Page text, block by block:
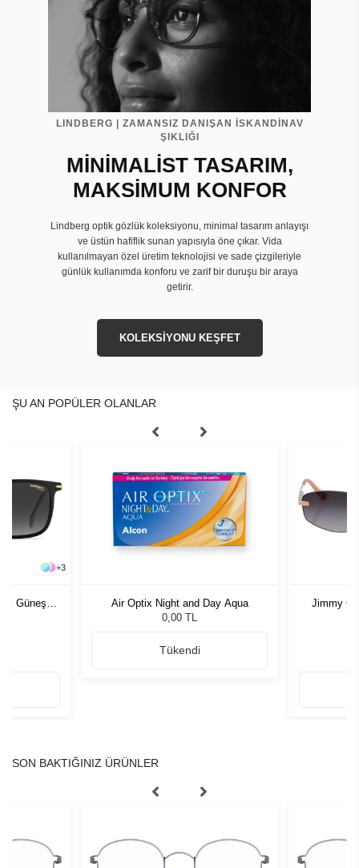
LINDBERG | ZAMANSIZ DANIŞAN İSKANDİNAV
ŞIKLIĞI
MİNİMALİST TASARIM,
MAKSİMUM KONFOR
Lindberg optik gözlük koleksiyonu, minimal tasarım anlayışı
ve üstün hafiflik sunan yapısıyla öne çıkar. Vida
kullanılmayan özel üretim teknolojisi ve sade çizgileriyle
günlük kullanımda konforu ve zarif bir duruşu bir araya
getirir.
KOLEKSİYONU KEŞFET
ŞU AN POPÜLER OLANLAR
+3
Güneş
Air Optix Night and Day Aqua
0,00 TL
Tükendi
Jimmy
SON BAKTIĞINIZ ÜRÜNLER